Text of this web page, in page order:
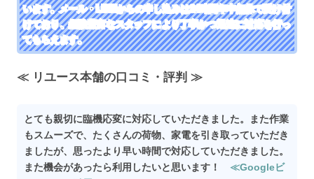
います。メール・LINEからの申し込みは24時間年中無休で受け付
けており、経験豊富なスタッフにより丁寧かつ迅速に対応を行っ
てもらえます。
≪ リユース本舗の口コミ・評判 ≫
とても親切に臨機応変に対応していただきました。また作業
もスムーズで、たくさんの荷物、家電を引き取っていただき
ましたが、思ったより早い時間で対応していただきました。
また機会があったら利用したいと思います！ ≪Googleビ